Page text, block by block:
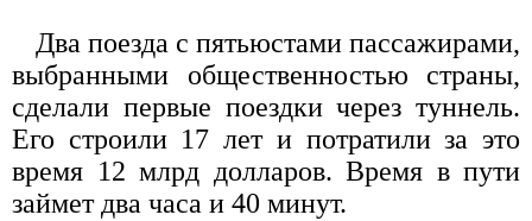
Два поезда с пятьюстами пассажирами,
выбранными общественностью страны,
сделали первые поездки через туннель.
Его строили 17 лет и потратили за это
время 12 млрд долларов. Время в пути
займет два часа и 40 минут.